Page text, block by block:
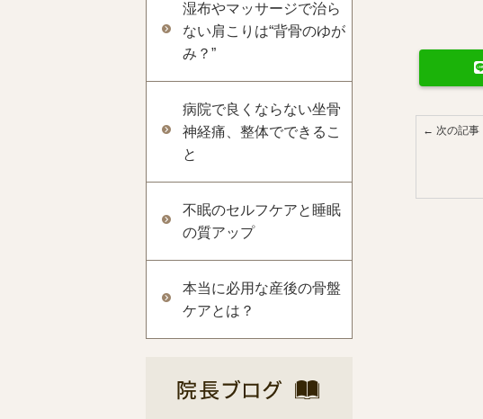
← 次の記事
湿布やマッサージで治ら
ない肩こりは“背骨のゆが
み？”
病院で良くならない坐骨
神経痛、整体でできるこ
と
不眠のセルフケアと睡眠
の質アップ
本当に必用な産後の骨盤
ケアとは？